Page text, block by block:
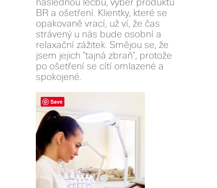
následnou léčbu, výběr produktů
BR a ošetření. Klientky, které se
opakovaně vrací, už ví, že čas
strávený u nás bude osobní a
relaxační zážitek. Smějou se, že
jsem jejich "tajná zbraň", protože
po ošetření se cítí omlazené a
spokojené.
Save